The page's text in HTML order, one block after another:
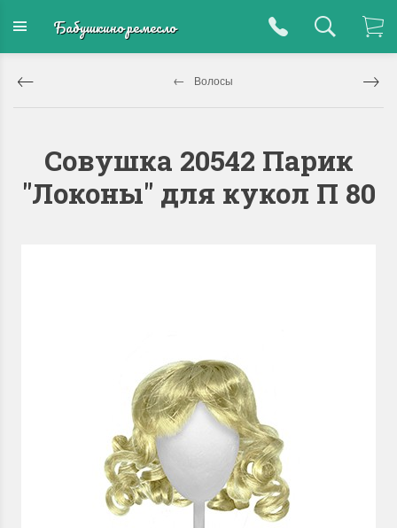
Бабушкино ремесло
Волосы
Совушка 20542 Парик
"Локоны" для кукол П 80